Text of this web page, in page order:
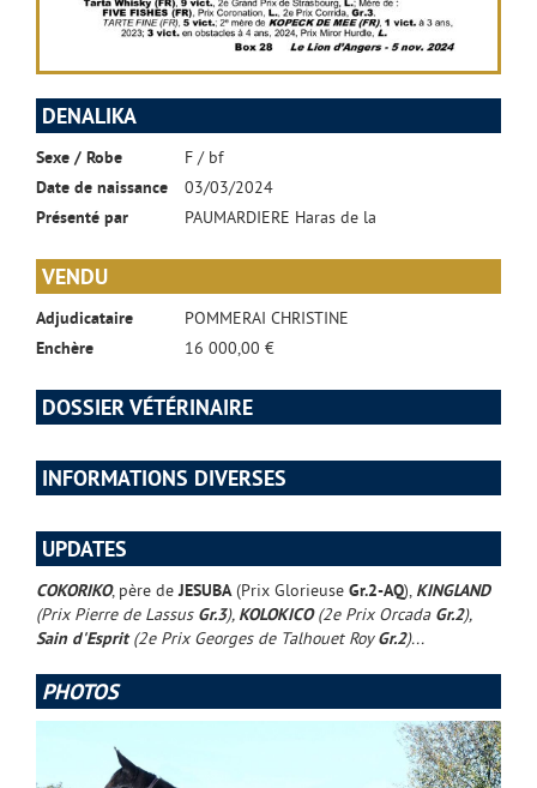
DENALIKA
Sexe / Robe
F / bf
Date de naissance
03/03/2024
Présenté par
PAUMARDIERE Haras de la
VENDU
Adjudicataire
POMMERAI CHRISTINE
Enchère
16 000,00 €
DOSSIER VÉTÉRINAIRE
INFORMATIONS DIVERSES
UPDATES
COKORIKO, père deJESUBA(Prix Glorieuse Gr.2-AQ), KINGLAND
(Prix Pierre de Lassus Gr.3), KOLOKICO(2e Prix Orcada Gr.2),
Sain d'Esprit(2e Prix Georges de Talhouet RoyGr.2)...
PHOTOS